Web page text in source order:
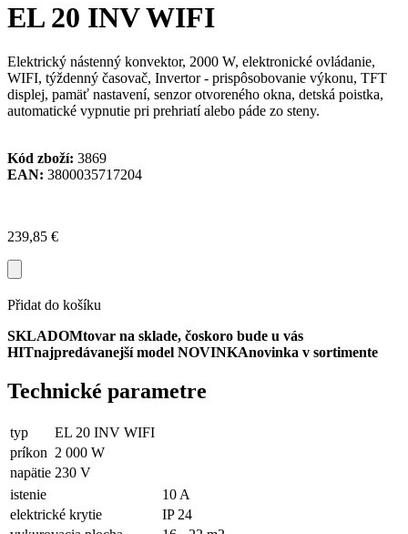
EL 20 INV WIFI
Elektrický nástenný konvektor, 2000 W, elektronické ovládanie,
WIFI, týždenný časovač, Invertor - prispôsobovanie výkonu, TFT
displej, pamäť nastavení, senzor otvoreného okna, detská poistka,
automatické vypnutie pri prehriatí alebo páde zo steny.
Kód zboží: 3869
EAN: 3800035717204
239,85 €
Přidat do košíku
SKLADOMtovar na sklade, čoskoro bude u vás
HITnajpredávanejší model NOVINKAnovinka v sortimente
Technické parametre
typ
EL 20 INV WIFI
príkon 2 000 W
napätie 230 V
istenie
10 A
elektrické krytie
IP 24